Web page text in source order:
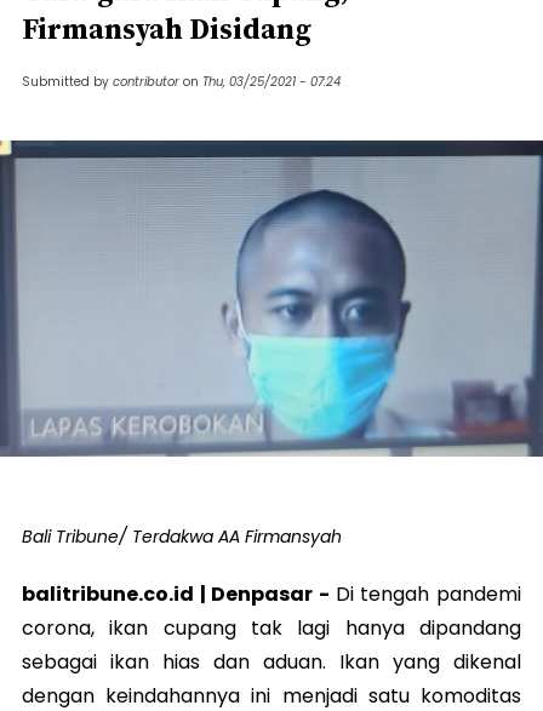
Firmansyah Disidang
Submitted by contributor on Thu, 03/25/2021 - 07:24
Bali Tribune/ Terdakwa AA Firmansyah
balitribune.co.id | Denpasar - Di tengah pandemi
corona, ikan cupang tak lagi hanya dipandang
sebagai ikan hias dan aduan. Ikan yang dikenal
dengan keindahannya ini menjadi satu komoditas